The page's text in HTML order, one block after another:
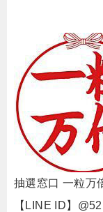
抽選窓口 一粒万
【LINE ID】